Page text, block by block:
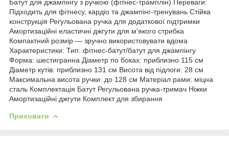
Батут для джампінгу з ручкою (фітнес-трамплін) Переваги:
Підходить для фітнесу, кардіо та джампінг-тренувань Стійка
конструкція Регульована ручка для додаткової підтримки
Амортизаційні еластичні джгути для м'якого стрибка
Компактний розмір — зручно використовувати вдома
Характеристики: Тип: фітнес-батут/батут для джампінгу
Форма: шестигранна Діаметр по боках: приблизно 115 см
Діаметр кутів: приблизно 131 см Висота від підлоги: 28 см
Максимальна висота ручки: до 128 см Матеріал рами: міцна
сталь Комплектація Батут Регульована ручка-тримач Ніжки
Амортизаційні джгути Комплект для збирання
Приховати